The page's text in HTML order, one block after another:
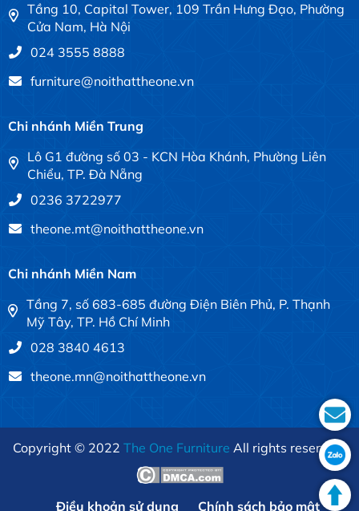
Tầng 10, Capital Tower, 109 Trần Hưng Đạo, Phường
Cửa Nam, Hà Nội
024 3555 8888
furniture@noithattheone.vn
Chi nhánh Miền Trung
Lô G1 đường số 03 - KCN Hòa Khánh, Phường Liên
Chiểu, TP. Đà Nẵng
0236 3722977
theone.mt@noithattheone.vn
Chi nhánh Miền Nam
Tầng 7, số 683-685 đường Điện Biên Phủ, P. Thạnh
Mỹ Tây, TP. Hồ Chí Minh
028 3840 4613
theone.mn@noithattheone.vn
Copyright © 2022 The One Furniture All rights reserved.
Điều khoản sử dụng Chính sách bảo mật